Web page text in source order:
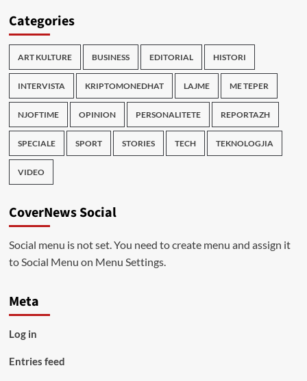
Categories
ART KULTURE BUSINESS EDITORIAL HISTORI
INTERVISTA KRIPTOMONEDHAT LAJME ME TEPER
NJOFTIME OPINION PERSONALITETE REPORTAZH
SPECIALE SPORT STORIES TECH TEKNOLOGJIA
VIDEO
CoverNews Social
Social menu is not set. You need to create menu and assign it
to Social Menu on Menu Settings.
Meta
Log in
Entries feed